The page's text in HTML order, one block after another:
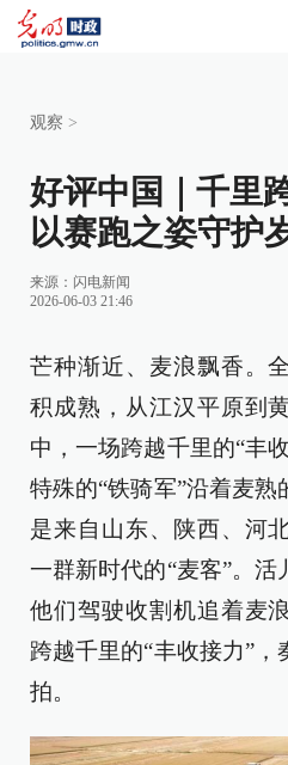
观察 >
好评中国｜千里
以赛跑之姿守护
来源： 闪电新闻
2026-06-03 21:46
芒种渐近、麦浪飘香。
积成熟，从江汉平原到
中，一场跨越千里的“丰
特殊的“铁骑军”沿着麦
是来自山东、陕西、河
一群新时代的“麦客”。活
他们驾驶收割机追着麦
跨越千里的“丰收接力”
拍。